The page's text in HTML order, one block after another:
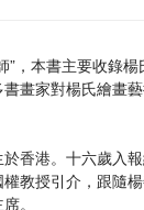
，本書主要收錄
畫家對楊氏繪畫藝
香港。十六歲入
教授引介，跟隨
。